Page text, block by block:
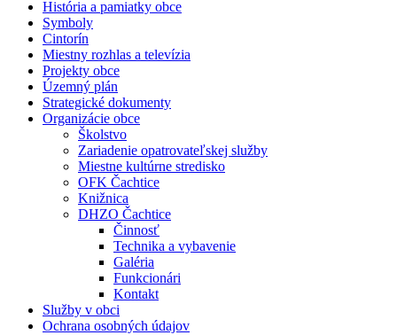
História a pamiatky obce
Symboly
Cintorín
Miestny rozhlas a televízia
Projekty obce
Územný plán
Strategické dokumenty
Organizácie obce
Školstvo
Zariadenie opatrovateľskej služby
Miestne kultúrne stredisko
OFK Čachtice
Knižnica
DHZO Čachtice
Činnosť
Technika a vybavenie
Galéria
Funkcionári
Kontakt
Služby v obci
Ochrana osobných údajov